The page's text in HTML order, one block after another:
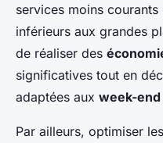
services moins
inférieurs aux grandes
de réaliser des
significatives tout en
adaptées aux week-
Par ailleurs, optimiser